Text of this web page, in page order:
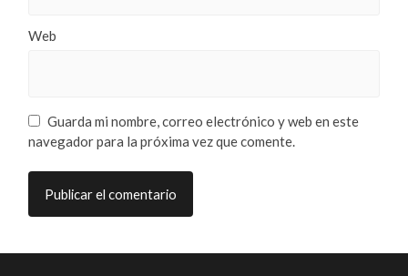
Web
Guarda mi nombre, correo electrónico y web en este
navegador para la próxima vez que comente.